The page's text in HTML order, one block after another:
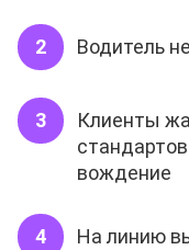
Водитель
Клиенты
вождение
На линию